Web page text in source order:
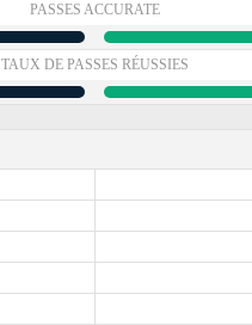
PASSES ACCURATE
TAUX DE PASSES RÉUSSIES